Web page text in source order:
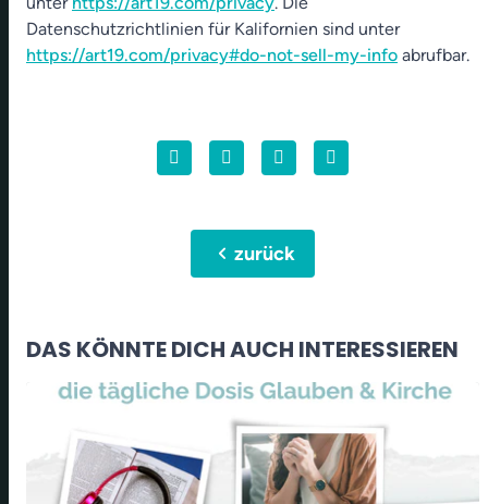
Datenschutzrichtlinien für Kalifornien sind unter
https://art19.com/privacy#do-not-sell-my-info abrufbar.
chevron_leftzurück
DAS KÖNNTE DICH AUCH INTERESSIEREN